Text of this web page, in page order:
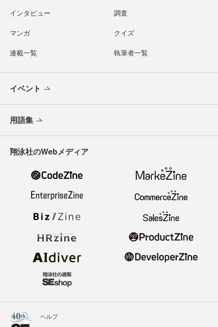
インタビュー 調査
マンガ クイズ
連載一覧 執筆者一覧
イベント
用語集
翔泳社のWebメディア
ヘルプ